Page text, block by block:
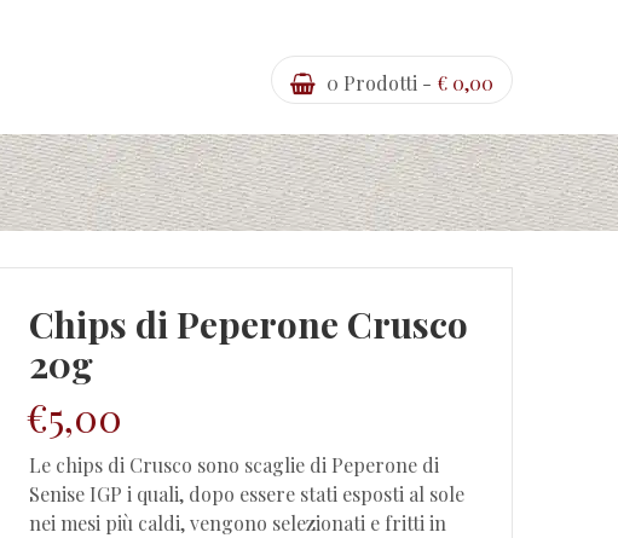
0 Prodotti - € 0,00
Chips di Peperone Crusco
20g
€5,00
Le chips di Crusco sono scaglie di Peperone di
Senise IGP i quali, dopo essere stati esposti al sole
nei mesi più caldi, vengono selezionati e fritti in